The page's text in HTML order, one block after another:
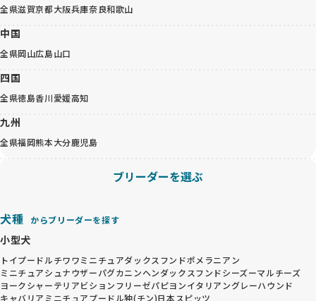
全県滋賀京都大阪兵庫奈良和歌山
中国
全県岡山広島山口
四国
全県徳島香川愛媛高知
九州
全県福岡熊本大分鹿児島
ブリーダーを選ぶ
犬種 からブリーダーを探す
小型犬
トイプードルチワワミニチュアダックスフンドポメラニアン
ミニチュアシュナウザーパグカニンヘンダックスフンドシーズーマルチーズ
ヨークシャーテリアビションフリーゼパピヨンイタリアングレーハウンド
キャバリア ミニチュアプードル狆(チン)日本スピッツ